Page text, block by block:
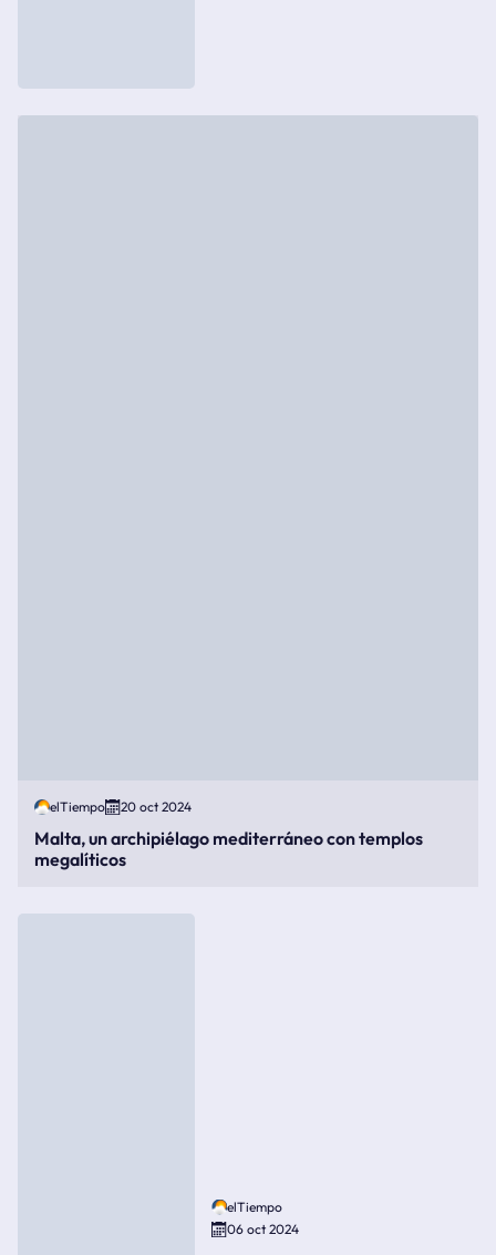
elTiempo 20 oct 2024
Malta, un archipiélago mediterráneo con templos
megalíticos
elTiempo
06 oct 2024